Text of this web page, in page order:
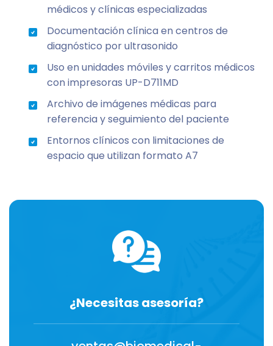
¿Necesitas asesoría?
médicos y clínicas especializadas
Documentación clínica en centros de
diagnóstico por ultrasonido
Uso en unidades móviles y carritos médicos
con impresoras UP-D711MD
Archivo de imágenes médicas para
referencia y seguimiento del paciente
Entornos clínicos con limitaciones de
espacio que utilizan formato A7